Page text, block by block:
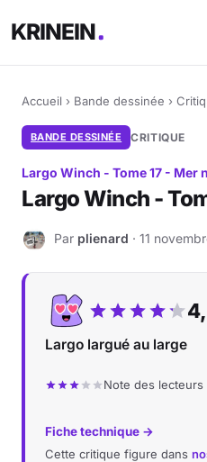
KRINEIN
Accueil › Bande dessinée ›
BANDE DESSINÉE CRITIQUE
Largo Winch - Tome 17 - Mer
Largo Winch -
P Par plienard · 11
Largo largué au large
Note des lecteurs
Fiche technique →
Cette critique figure dans